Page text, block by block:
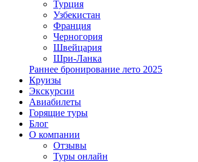
Турция
Узбекистан
Франция
Черногория
Швейцария
Шри-Ланка
Раннее бронирование лето 2025
Круизы
Экскурсии
Авиабилеты
Горящие туры
Блог
О компании
Отзывы
Туры онлайн